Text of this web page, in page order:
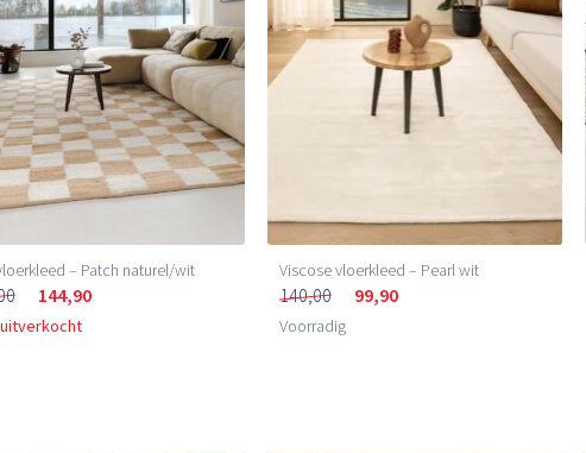
– Patch naturel/wit
144,90
Viscose vloerkleed – Pearl wit
140,00 99,90
Voorradig